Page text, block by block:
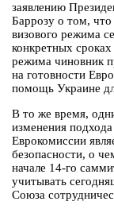
заявлению
Баррозу о том, что
визового режима
конкретных
режима чиновник
на готовности
помощь Украине
В то же время,
изменения
Еврокомиссии
безопасности, о
начале 14-го
учитывать
Союза